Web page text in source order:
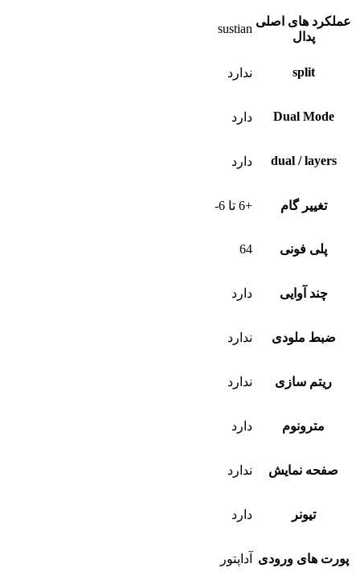
عملکرد های اصلی
پدال
sustian
split ندارد
Dual Mode دارد
dual / layers دارد
تغییر گام +6 تا 6-
پلی فونی 64
چند آوایی دارد
ضبط ملودی ندارد
ریتم سازی ندارد
مترونوم دارد
صفحه نمایش ندارد
تیونر دارد
پورت های ورودی آداپتور